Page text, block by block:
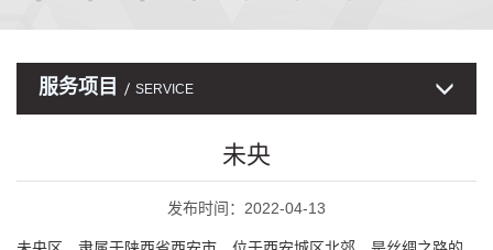
服务项目 SERVICE
未央
发布时间：2022-04-13